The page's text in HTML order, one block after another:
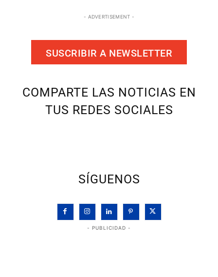
- ADVERTISEMENT -
SUSCRIBIR A NEWSLETTER
COMPARTE LAS NOTICIAS EN
TUS REDES SOCIALES
SÍGUENOS
- PUBLICIDAD -